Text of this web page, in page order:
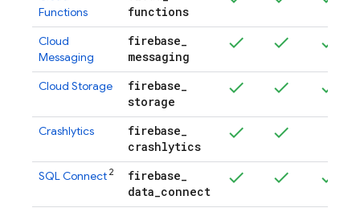
Functions
functions
Cloud
Messaging
firebase_
messaging
Cloud Storage firebase_
storage
Crashlytics firebase_
crashlytics
SQL Connect 2 firebase_
data_connect